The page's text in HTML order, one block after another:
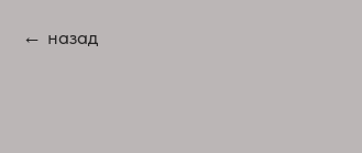
назад